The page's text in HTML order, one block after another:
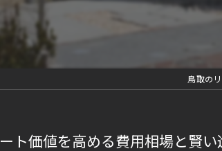
鳥取の
ト価値を高める費用相場と賢い